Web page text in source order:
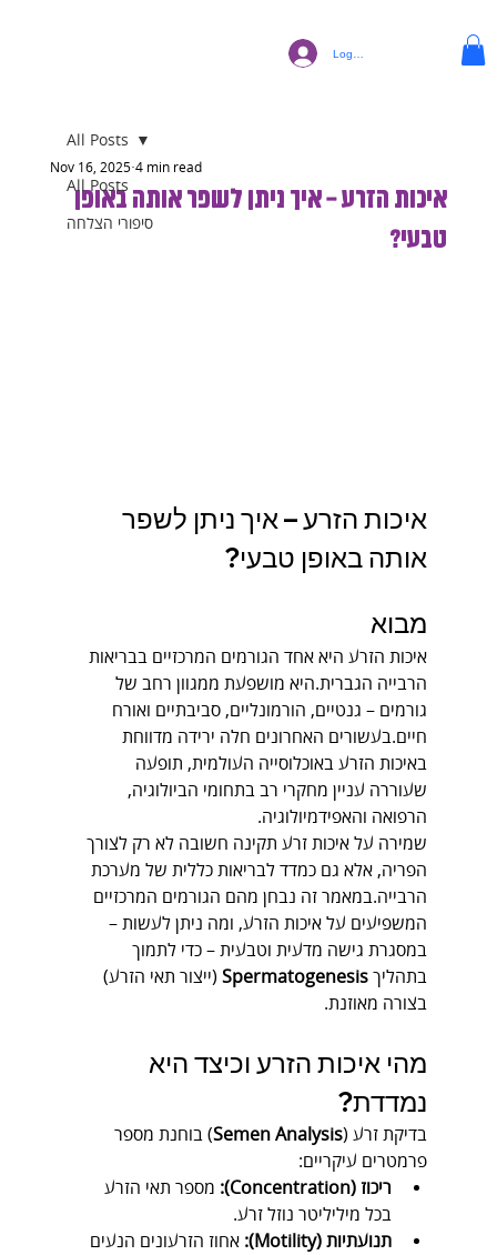
Log In
All Posts
סיפורי הצלחה
All Posts
איכות הזרע – איך ניתן לשפר אותה באופן
טבעי?
Nov 16, 2025 4 min read
איכות הזרע – איך ניתן לשפר
אותה באופן טבעי?
מבוא
איכות הזרע היא אחד הגורמים המרכזיים בבריאות
הרבייה הגברית.היא מושפעת ממגוון רחב של
גורמים – גנטיים, הורמונליים, סביבתיים ואורח
חיים.בעשורים האחרונים חלה ירידה מדווחת
באיכות הזרע באוכלוסייה העולמית, תופעה
שעוררה עניין מחקרי רב בתחומי הביולוגיה,
הרפואה והאפידמיולוגיה.
שמירה על איכות זרע תקינה חשובה לא רק לצורך
הפריה, אלא גם כמדד לבריאות כללית של מערכת
הרבייה.במאמר זה נבחן מהם הגורמים המרכזיים
המשפיעים על איכות הזרע, ומה ניתן לעשות –
במסגרת גישה מדעית וטבעית – כדי לתמוך
בתהליך Spermatogenesis (ייצור תאי הזרע)
בצורה מאוזנת.
מהי איכות הזרע וכיצד היא
נמדדת?
בדיקת זרע (Semen Analysis) בוחנת מספר
פרמטרים עיקריים:
ריכוז (Concentration):
מספר תאי הזרע
בכל מיליליטר נוזל זרע.
תנועתיות (Motility):
אחוז הזרעונים הנעים